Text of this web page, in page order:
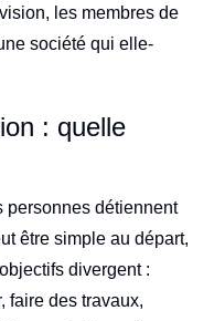
les membres de
société qui elle-
: quelle
personnes détiennent
être simple au départ,
divergent :
faire des travaux,